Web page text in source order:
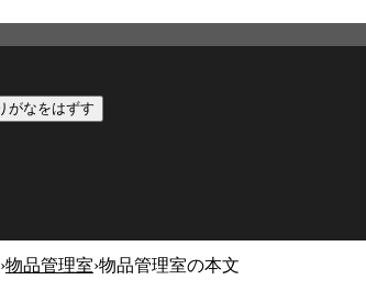
がなをはずす
›物品管理室›物品管理室の本文